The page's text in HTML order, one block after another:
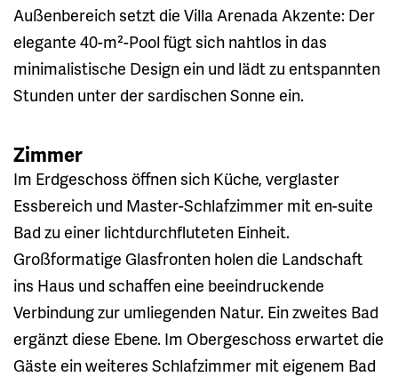
Außenbereich setzt die Villa Arenada Akzente: Der
elegante 40-m²-Pool fügt sich nahtlos in das
minimalistische Design ein und lädt zu entspannten
Stunden unter der sardischen Sonne ein.
Zimmer
Im Erdgeschoss öffnen sich Küche, verglaster
Essbereich und Master-Schlafzimmer mit en-suite
Bad zu einer lichtdurchfluteten Einheit.
Großformatige Glasfronten holen die Landschaft
ins Haus und schaffen eine beeindruckende
Verbindung zur umliegenden Natur. Ein zweites Bad
ergänzt diese Ebene. Im Obergeschoss erwartet die
Gäste ein weiteres Schlafzimmer mit eigenem Bad